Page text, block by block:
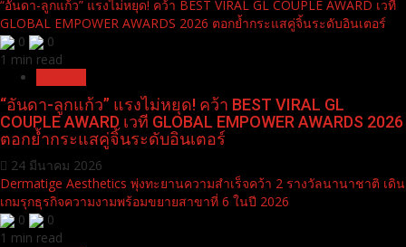
“อันดา-ลูกแก้ว” แรงไม่หยุด! คว้า BEST VIRAL GL COUPLE AWARD เวที
GLOBAL EMPOWER AWARDS 2026 ตอกย้ำกระแสคู่จิ้นระดับอินเตอร์
0
0
1 min read
“อันดา-ลูกแก้ว” แรงไม่หยุด! คว้า BEST VIRAL GL
COUPLE AWARD เวที GLOBAL EMPOWER AWARDS 2026
ตอกย้ำกระแสคู่จิ้นระดับอินเตอร์
24 มีนาคม 2026
Dermatige Aesthetics พุ่งทะยานความสำเร็จคว้า 2 รางวัลนานาชาติ เดิน
เกมรุกธุรกิจความงามพร้อมขยายสาขาที่ 6 ในปี 2026
0
0
1 min read